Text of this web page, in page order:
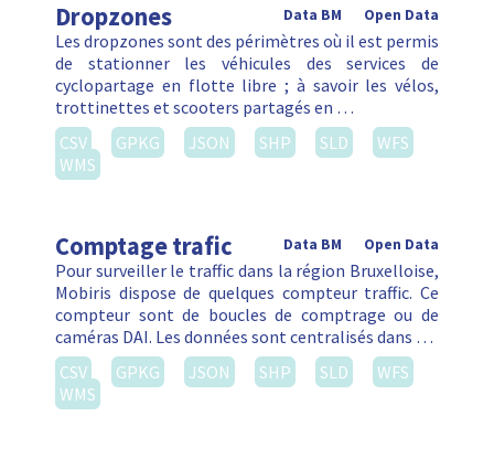
Dropzones Open Data
Data BM
Les dropzones sont des périmètres où il est permis
de stationner les véhicules des services de
cyclopartage en flotte libre ; à savoir les vélos,
trottinettes et scooters partagés en …
CSV
GPKG JSON SHP SLD
WFS
WMS
Comptage trafic Open Data
Data BM
Pour surveiller le traffic dans la région Bruxelloise,
Mobiris dispose de quelques compteur traffic. Ce
compteur sont de boucles de comptrage ou de
caméras DAI. Les données sont centralisés dans …
CSV
GPKG JSON SHP SLD
WFS
WMS